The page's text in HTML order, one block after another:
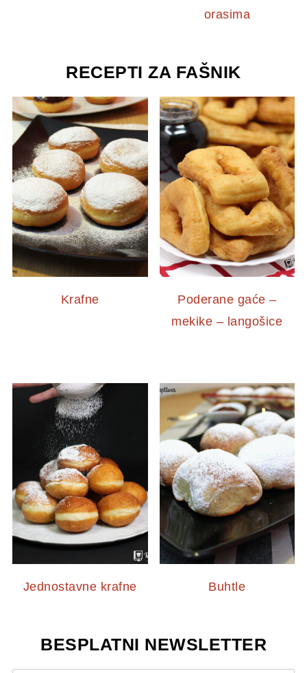
orasima
RECEPTI ZA FAŠNIK
Krafne
Poderane gaće –
mekike – langošice
Jednostavne krafne Buhtle
BESPLATNI NEWSLETTER